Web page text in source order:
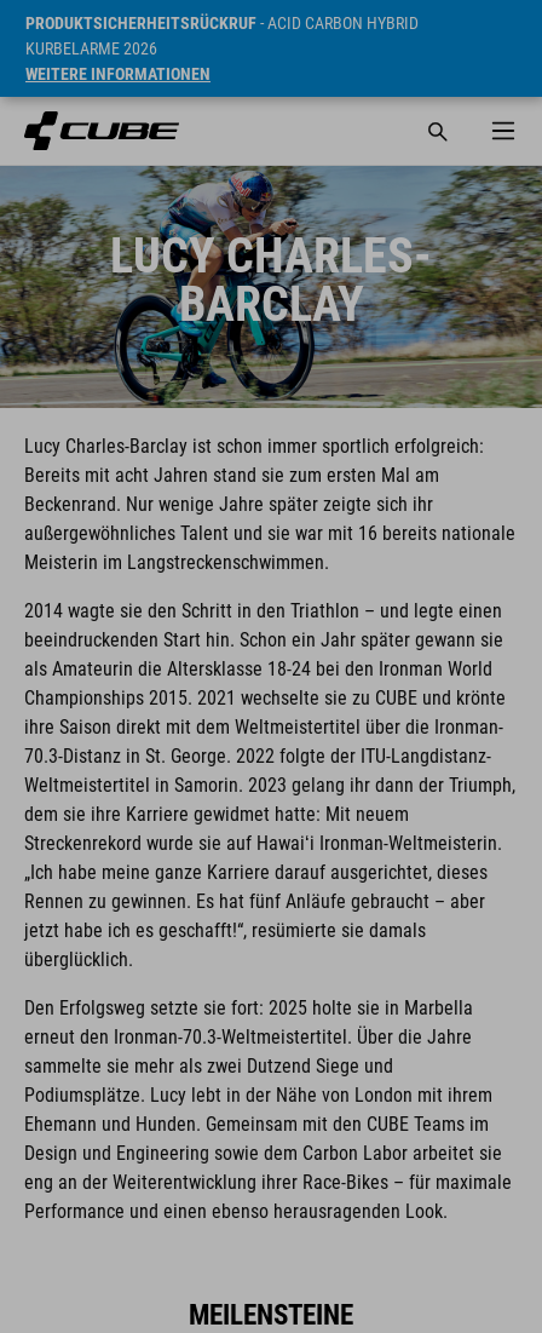
PRODUKTSICHERHEITSRÜCKRUF- ACID CARBON HYBRID
KURBELARME 2026
WEITERE INFORMATIONEN
LUCY CHARLES-
BARCLAY
Lucy Charles-Barclay ist schon immer sportlich erfolgreich:
Bereits mit acht Jahren stand sie zum ersten Mal am
Beckenrand. Nur wenige Jahre später zeigte sich ihr
außergewöhnliches Talent und sie war mit 16 bereits nationale
Meisterin im Langstreckenschwimmen.
2014 wagte sie den Schritt in den Triathlon – und legte einen
beeindruckenden Start hin. Schon ein Jahr später gewann sie
als Amateurin die Altersklasse 18-24 bei den Ironman World
Championships 2015. 2021 wechselte sie zu CUBE und krönte
ihre Saison direkt mit dem Weltmeistertitel über die Ironman-
70.3-Distanz in St. George. 2022 folgte der ITU-Langdistanz-
Weltmeistertitel in Samorin. 2023 gelang ihr dann der Triumph,
dem sie ihre Karriere gewidmet hatte: Mit neuem
Streckenrekord wurde sie auf Hawaiʻi Ironman-Weltmeisterin.
„Ich habe meine ganze Karriere darauf ausgerichtet, dieses
Rennen zu gewinnen. Es hat fünf Anläufe gebraucht – aber
jetzt habe ich es geschafft!“, resümierte sie damals
überglücklich.
Den Erfolgsweg setzte sie fort: 2025 holte sie in Marbella
erneut den Ironman-70.3-Weltmeistertitel. Über die Jahre
sammelte sie mehr als zwei Dutzend Siege und
Podiumsplätze. Lucy lebt in der Nähe von London mit ihrem
Ehemann und Hunden. Gemeinsam mit den CUBE Teams im
Design und Engineering sowie dem Carbon Labor arbeitet sie
eng an der Weiterentwicklung ihrer Race-Bikes – für maximale
Performance und einen ebenso herausragenden Look.
MEILENSTEINE